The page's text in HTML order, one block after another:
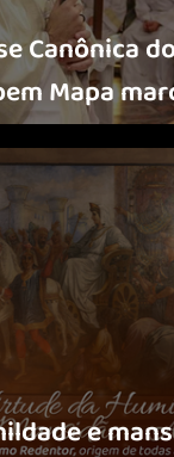
Canônica
Mapa
para o
e